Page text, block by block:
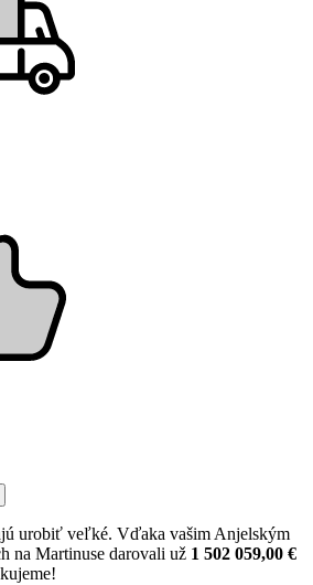
urobiť veľké. Vďaka vašim Anjelským
na Martinuse darovali už 1 502 059,00 €